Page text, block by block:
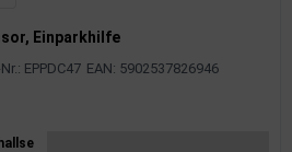
Einparkhilfe
EPPDC47 EAN: 5902537826946